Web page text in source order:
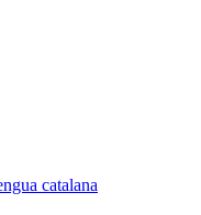
catalana